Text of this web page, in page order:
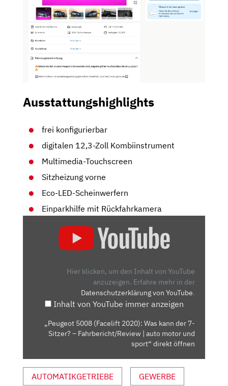
Ausstattungshighlights
frei konfigurierbar
digitalen 12,3-Zoll Kombiinstrument
Multimedia-Touchscreen
Sitzheizung vorne
Eco-LED-Scheinwerfern
Einparkhilfe mit Rückfahrkamera
(FACELIFT
SITZER?
AUTO
MOTOR
Hier klicken, um den Inhalt von YouTube
anzuzeigen. Erfahre mehr in der
Datenschutzerklärung von YouTube.
Inhalt von YouTube immer anzeigen
„Peugeot 5008 (Facelift 2020): Was kann der 7-
Sitzer? – Fahrbericht/Review | auto motor und
sport“ direkt öffnen
AUTOMATIKGETRIEBE GEWERBE